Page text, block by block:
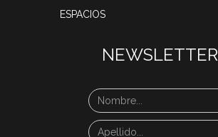
ESPACIOS
NEWSLETTER